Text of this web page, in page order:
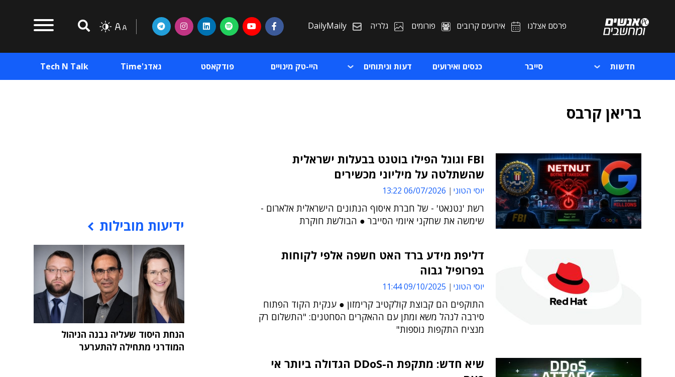
פרסם אצלנו אירועים קרובים פורומים גלריה DailyMaily
חדשות סייבר כנסים ואירועים דעות וניתוחים היי-טק מינויים פודקאסט גאדג'Time Tech N Talk
בריאן קרבס
FBI וגוגל הפילו בוטנט בבעלות ישראלית
שהשתלטה על מיליוני מכשירים
יוסי הטוני 06/07/2026 13:22
רשת 'נטנאט' - של חברת איסוף הנתונים הישראלית אלארום -
שימשה את שחקני איומי הסייבר ● הבולשת חוקרת
דליפת מידע ברד האט חשפה אלפי לקוחות
בפרופיל גבוה
יוסי הטוני 09/10/2025 11:44
התוקפים הם קבוצת קולקטיב קרימזון ● ענקית הקוד הפתוח
סירבה לנהל משא ומתן עם ההאקרים הסחטנים: "התשלום רק
מנציח התקפות נוספות"
שיא חדש: מתקפת ה-DDoS הגדולה ביותר אי
ידיעות מובילות
הנחת היסוד שעליה נבנה הניהול
המודרני מתחילה להתערער